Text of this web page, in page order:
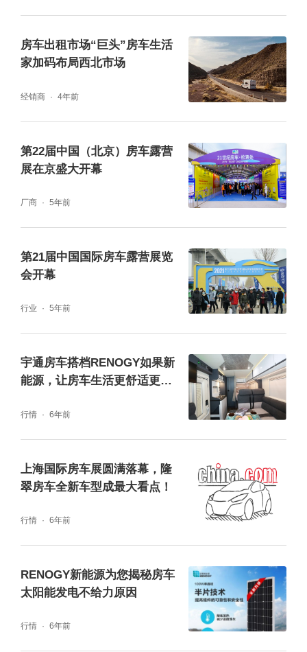
房车出租市场“巨头”房车生活
家加码布局西北市场
经销商 4年前
第22届中国（北京）房车露营
展在京盛大开幕
厂商 5年前
第21届中国国际房车露营展览
会开幕
行业 5年前
宇通房车搭档RENOGY如果新
能源，让房车生活更舒适更快
行情 6年前
上海国际房车展圆满落幕，隆
翠房车全新车型成最大看点！
行情 6年前
RENOGY新能源为您揭秘房车
太阳能发电不给力原因
行情 6年前